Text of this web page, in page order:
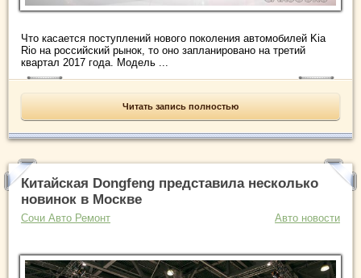
Что касается поступлений нового поколения автомобилей Kia
Rio на российский рынок, то оно запланировано на третий
квартал 2017 года. Модель ...
Читать запись полностью
Китайская Dongfeng представила несколько
новинок в Москве
Сочи Авто Ремонт Авто новости